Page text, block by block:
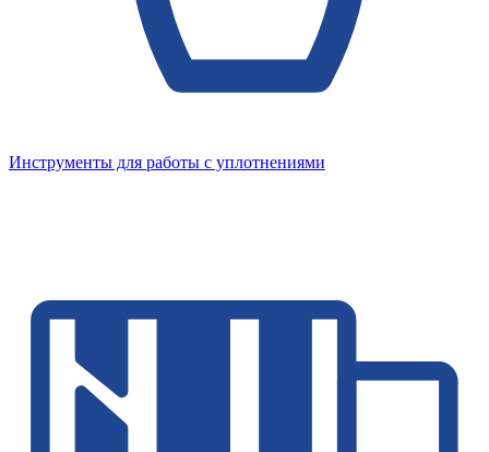
Инструменты для работы с уплотнениями